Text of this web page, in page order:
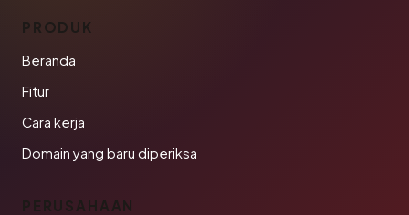
PRODUK
Beranda
Fitur
Cara kerja
Domain yang baru diperiksa
PERUSAHAAN